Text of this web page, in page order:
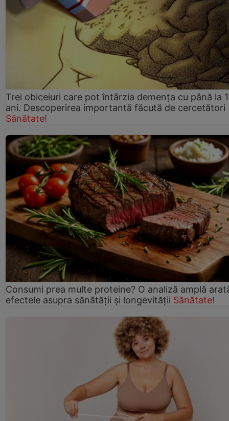
Trei obiceiuri care pot întârzia demența cu până la
ani. Descoperirea importantă făcută de cercetători
Sănătate!
Consumi prea multe proteine? O analiză amplă
efectele asupra sănătății și longevității Sănătate!